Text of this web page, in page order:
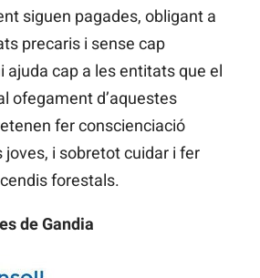
siguen pagades, obligant a
precaris i sense cap
ajuda cap a les entitats que el
ofegament d’aquestes
fer conscienciació
joves, i sobretot cuidar i fer
forestals.
de Gandia